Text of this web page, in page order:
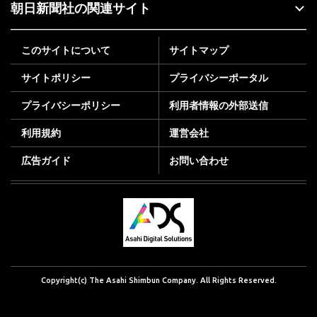
朝日新聞社の関連サイト
このサイトについて サイトマップ
サイトポリシー プライバシーポータル
プライバシーポリシー 利用者情報の外部送信
利用規約 運営会社
広告ガイド お問い合わせ
Copyright(c) The Asahi Shimbun Company. All Rights Reserved.